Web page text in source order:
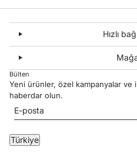
Hızlı
Bülten
Yeni ürünler, özel kampanyalar ve
haberdar olun.
E-posta
Bu site hCaptcha ile korunuyor.
Ülke seçici
Türkiye